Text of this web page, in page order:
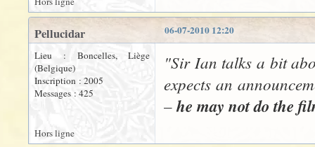
06-07-2010 12:20
Pellucidar
Lieu : Boncelles, Liège
(Belgique)
Inscription : 2005
Messages : 425
"Sir Ian talks a bit
expects an
–he may not do the
Hors ligne